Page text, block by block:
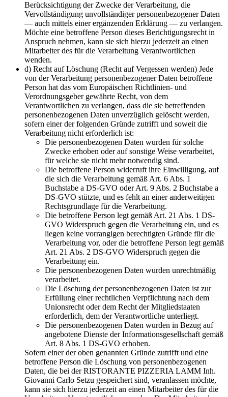
Berücksichtigung der Zwecke der Verarbeitung, die
Vervollständigung unvollständiger personenbezogener Daten
— auch mittels einer ergänzenden Erklärung — zu verlangen.
Möchte eine betroffene Person dieses Berichtigungsrecht in
Anspruch nehmen, kann sie sich hierzu jederzeit an einen
Mitarbeiter des für die Verarbeitung Verantwortlichen
wenden.
d) Recht auf Löschung (Recht auf Vergessen werden) Jede
von der Verarbeitung personenbezogener Daten betroffene
Person hat das vom Europäischen Richtlinien- und
Verordnungsgeber gewährte Recht, von dem
Verantwortlichen zu verlangen, dass die sie betreffenden
personenbezogenen Daten unverzüglich gelöscht werden,
sofern einer der folgenden Gründe zutrifft und soweit die
Verarbeitung nicht erforderlich ist:
Die personenbezogenen Daten wurden für solche
Zwecke erhoben oder auf sonstige Weise verarbeitet,
für welche sie nicht mehr notwendig sind.
Die betroffene Person widerruft ihre Einwilligung, auf
die sich die Verarbeitung gemäß Art. 6 Abs. 1
Buchstabe a DS-GVO oder Art. 9 Abs. 2 Buchstabe a
DS-GVO stützte, und es fehlt an einer anderweitigen
Rechtsgrundlage für die Verarbeitung.
Die betroffene Person legt gemäß Art. 21 Abs. 1 DS-
GVO Widerspruch gegen die Verarbeitung ein, und es
liegen keine vorrangigen berechtigten Gründe für die
Verarbeitung vor, oder die betroffene Person legt gemäß
Art. 21 Abs. 2 DS-GVO Widerspruch gegen die
Verarbeitung ein.
Die personenbezogenen Daten wurden unrechtmäßig
verarbeitet.
Die Löschung der personenbezogenen Daten ist zur
Erfüllung einer rechtlichen Verpflichtung nach dem
Unionsrecht oder dem Recht der Mitgliedstaaten
erforderlich, dem der Verantwortliche unterliegt.
Die personenbezogenen Daten wurden in Bezug auf
angebotene Dienste der Informationsgesellschaft gemäß
Art. 8 Abs. 1 DS-GVO erhoben.
Sofern einer der oben genannten Gründe zutrifft und eine
betroffene Person die Löschung von personenbezogenen
Daten, die bei der RISTORANTE PIZZERIA LAMM Inh.
Giovanni Carlo Setzu gespeichert sind, veranlassen möchte,
kann sie sich hierzu jederzeit an einen Mitarbeiter des für die